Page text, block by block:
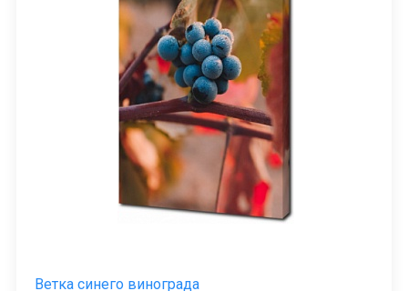
Ветка синего винограда